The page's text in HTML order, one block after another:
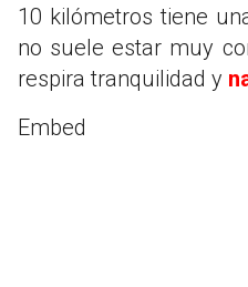
10 kilómetros tiene
no suele estar muy
respira tranquilidad y
Embed